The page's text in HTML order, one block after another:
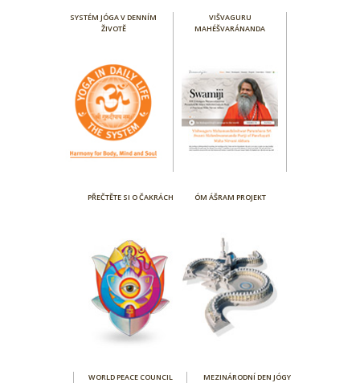
SYSTÉM JÓGA V DENNÍM
ŽIVOTĚ
VIŠVAGURU
MAHÉŠVARÁNANDA
PŘEČTĚTE SI O ČAKRÁCH ÓM ÁŠRAM PROJEKT
WORLD PEACE COUNCIL MEZINÁRODNÍ DEN JÓGY